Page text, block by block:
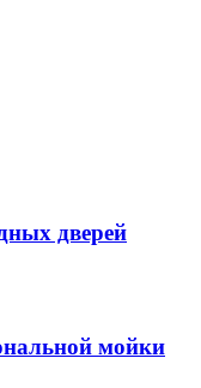
дверей
мойки